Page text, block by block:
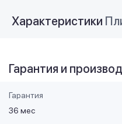
Характеристики
Гарантия и
Гарантия
36 мес